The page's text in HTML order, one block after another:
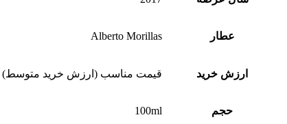
عطار Alberto Morillas
ارزش خرید قیمت مناسب (ارزش خرید متوسط)
حجم 100ml